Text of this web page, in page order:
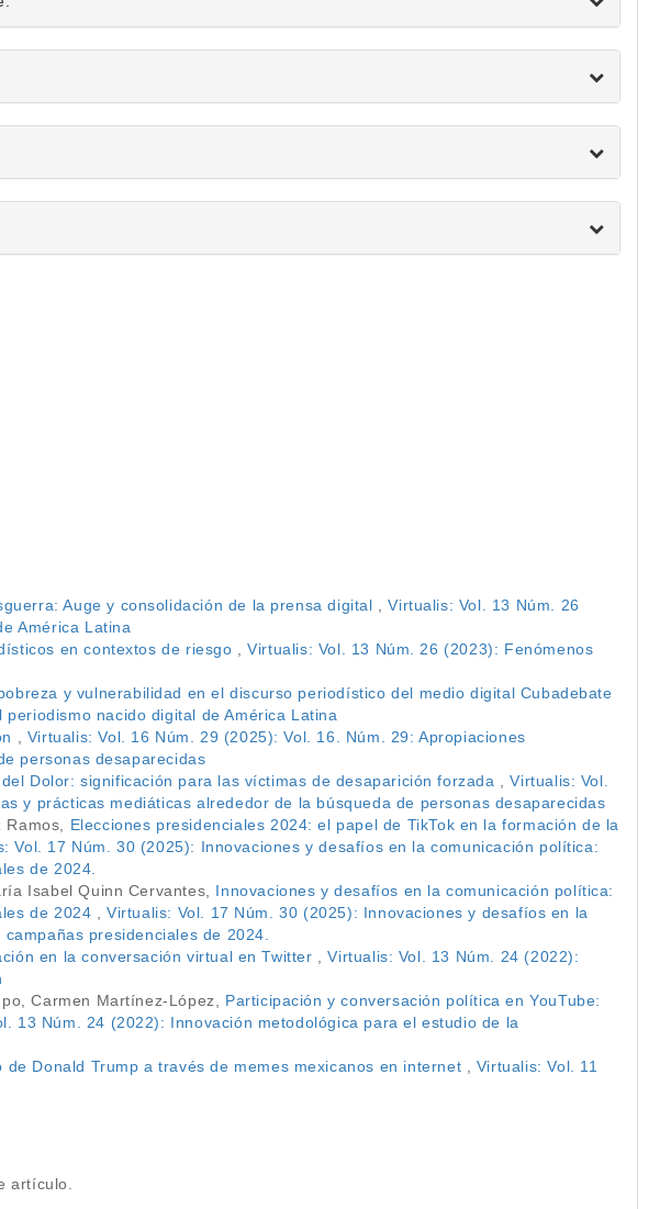
Auge y consolidación de la prensa digital ,Virtualis: Vol. 13 Núm. 26
América Latina
en contextos de riesgo ,Virtualis: Vol. 13 Núm. 26 (2023): Fenómenos
y vulnerabilidad en el discurso periodístico del medio digital Cubadebate
nacido digital de América Latina
Virtualis: Vol. 16 Núm. 29 (2025): Vol. 16. Núm. 29: Apropiaciones
personas desaparecidas
Dolor: significación para las víctimas de desaparición forzada ,Virtualis: Vol.
y prácticas mediáticas alrededor de la búsqueda de personas desaparecidas
Elecciones presidenciales 2024: el papel de TikTok en la formación de la
Vol. 17 Núm. 30 (2025): Innovaciones y desafíos en la comunicación política:
de 2024.
Isabel Quinn Cervantes, Innovaciones y desafíos en la comunicación política:
de 2024
,Virtualis: Vol. 17 Núm. 30 (2025): Innovaciones y desafíos en la
presidenciales de 2024.
en la conversación virtual en Twitter ,Virtualis: Vol. 13 Núm. 24 (2022):
Carmen Martínez-López, Participación y conversación política en YouTube:
13 Núm. 24 (2022): Innovación metodológica para el estudio de la
Donald Trump a través de memes mexicanos en internet
Virtualis: Vol. 11
artículo.